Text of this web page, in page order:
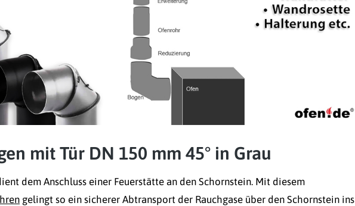
mit Tür DN 150 mm 45° in Grau
dem Anschluss einer Feuerstätte an den Schornstein. Mit diesem
gelingt so ein sicherer Abtransport der Rauchgase über den Schornstein ins